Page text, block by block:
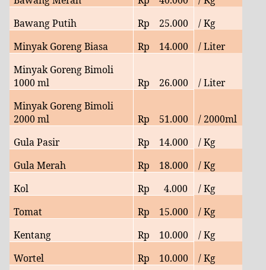
Bawang Putih
Rp 25.000
/ Kg
Minyak Goreng Biasa
Rp 14.000
/ Liter
Minyak Goreng Bimoli
1000 ml
Rp 26.000
/ Liter
Minyak Goreng Bimoli
2000 ml
Rp 51.000
/ 2000ml
Gula Pasir
Rp 14.000
/ Kg
Gula Merah
Rp 18.000
/ Kg
Kol
Rp 4.000
/ Kg
Tomat
Rp 15.000
/ Kg
Kentang
Rp 10.000
/ Kg
Wortel
Rp 10.000
/ Kg